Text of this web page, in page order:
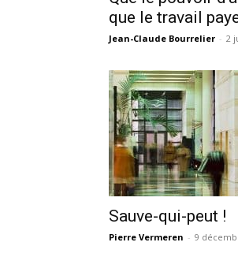
que le travail
Jean-Claude Bourrelier - 2
Sauve-qui-peut !
Pierre Vermeren - 9